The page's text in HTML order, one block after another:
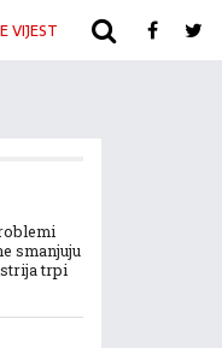
VIJEST ARHIVA
smanjuju
trpi